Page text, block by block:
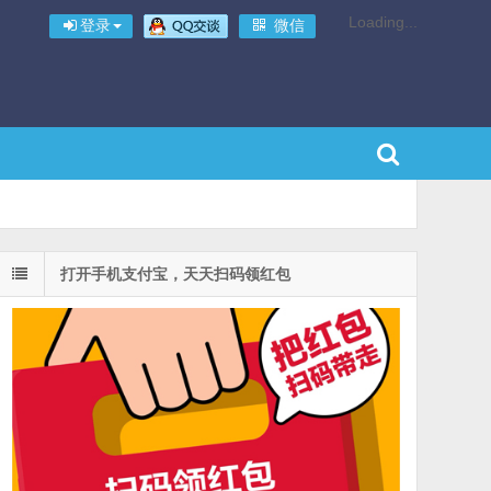
登录 微信 Loading...
打开手机支付宝，天天扫码领红包